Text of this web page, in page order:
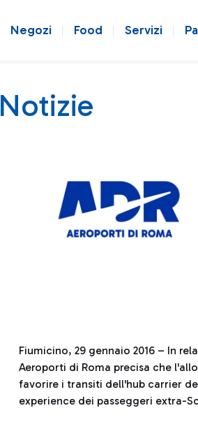
Negozi Food Servizi
Notizie
Fiumicino, 29 gennaio 2016 – In
Aeroporti di Roma precisa che
favorire i transiti dell'hub carrier
experience dei passeggeri extra-